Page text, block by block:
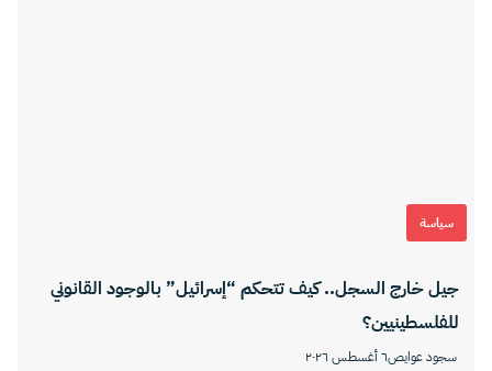
سياسة
جيل خارج السجل.. كيف تتحكم “إسرائيل” بالوجود القانوني
للفلسطينيين؟
سجود عوايص٦ أغسطس ٢٠٢٦